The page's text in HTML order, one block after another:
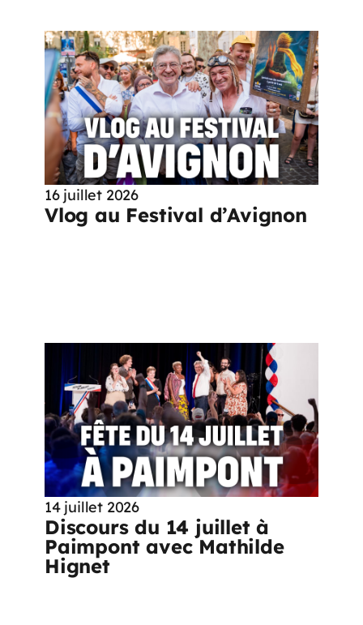
16 juillet 2026
Vlog au Festival d’Avignon
14 juillet 2026
Discours du 14 juillet à
Paimpont avec Mathilde
Hignet